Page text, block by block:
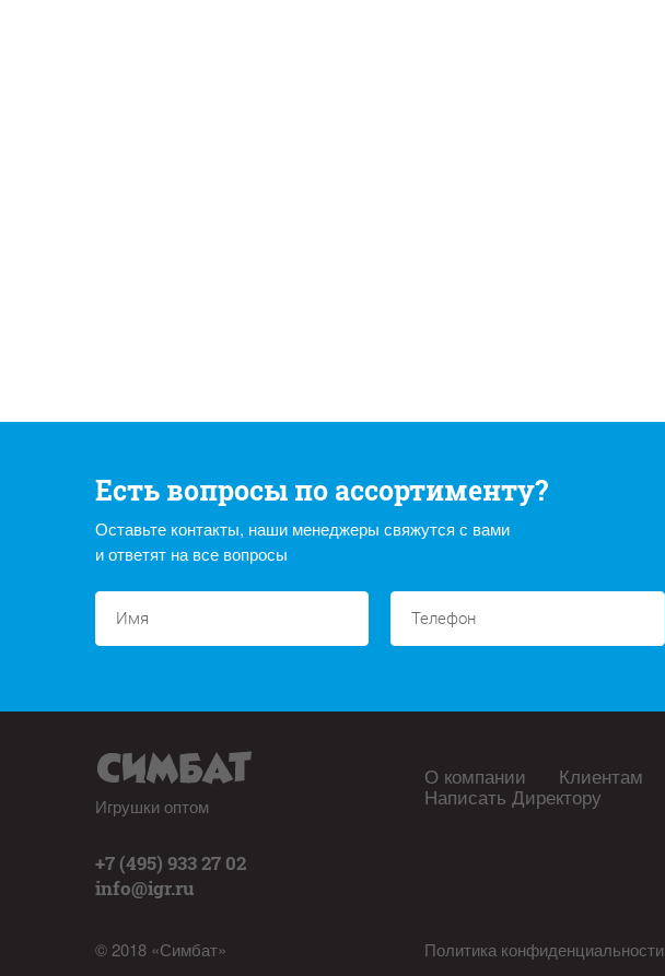
Есть вопросы по ассортименту?
Оставьте контакты, наши менеджеры свяжутся с вами
и ответят на все вопросы
Игрушки оптом
+7 (495) 933 27 02
info@igr.ru
© 2018 «Симбат»
О компании Клиентам
Написать Директору
Политика конфиденциальности